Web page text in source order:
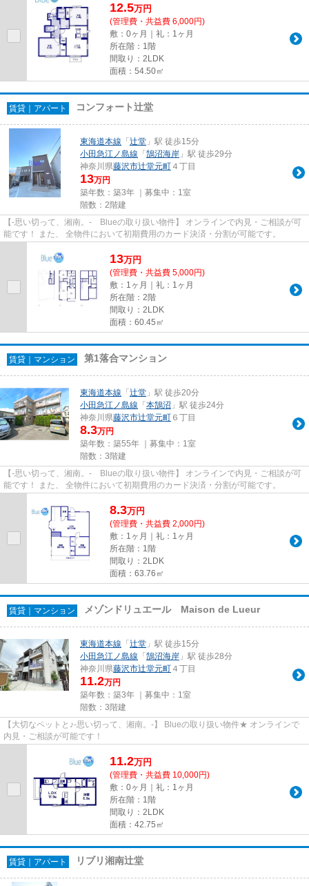
12.5万円
(管理費・共益費 6,000円)
敷：0ヶ月｜礼：1ヶ月
所在階：1階
間取り：2LDK
面積：54.50㎡
賃貸｜アパート コンフォート辻堂
東海道本線 「 辻堂 」駅 徒歩15分
小田急江ノ島線 「 鵠沼海岸 」駅 徒歩29分
神奈川県藤沢市辻堂元町 ４丁目
13万円
築年数：築3年 ｜募集中： 1室
階数：2階建
【-思い切って、湘南。- Blueの取り扱い物件】 オンラインで内見・ご相談が可
能です！ また、 全物件において初期費用のカード決済・分割が可能です。
13万円
(管理費・共益費 5,000円)
敷：1ヶ月｜礼：1ヶ月
所在階：2階
間取り：2LDK
面積：60.45㎡
賃貸｜マンション 第1落合マンション
東海道本線 「 辻堂 」駅 徒歩20分
小田急江ノ島線 「 本鵠沼 」駅 徒歩24分
神奈川県藤沢市辻堂元町 ６丁目
8.3万円
築年数：築55年 ｜募集中： 1室
階数：3階建
【-思い切って、湘南。- Blueの取り扱い物件】 オンラインで内見・ご相談が可
能です！ また、 全物件において初期費用のカード決済・分割が可能です。
8.3万円
(管理費・共益費 2,000円)
敷：1ヶ月｜礼：1ヶ月
所在階：1階
間取り：2LDK
面積：63.76㎡
賃貸｜マンション メゾンドリュエール Maison de Lueur
東海道本線 「 辻堂 」駅 徒歩15分
小田急江ノ島線 「 鵠沼海岸 」駅 徒歩28分
神奈川県藤沢市辻堂元町 ４丁目
11.2万円
築年数：築3年 ｜募集中： 1室
階数：3階建
【大切なペットと♪-思い切って、湘南。-】 Blueの取り扱い物件★ オンラインで
内見・ご相談が可能です！
11.2万円
(管理費・共益費 10,000円)
敷：0ヶ月｜礼：1ヶ月
所在階：1階
間取り：2LDK
面積：42.75㎡
賃貸｜アパート リブリ湘南辻堂